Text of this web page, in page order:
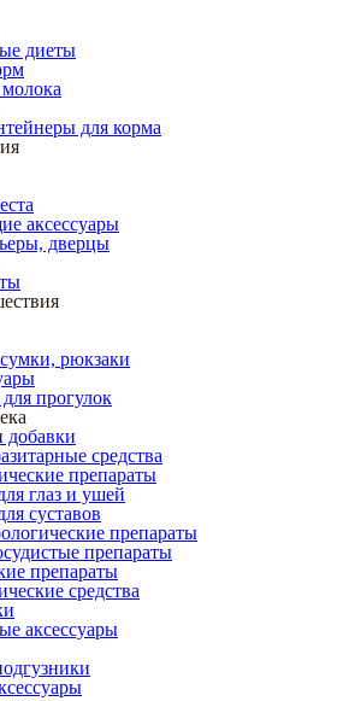
диеты
для корма
аксессуары
дверцы
рюкзаки
прогулок
средства
препараты
глаз и ушей
суставов
препараты
препараты
препараты
средства
аксессуары